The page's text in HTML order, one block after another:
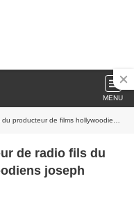
MENU
de films hollywoodiens joseph pasternak
de radio fils du
joseph